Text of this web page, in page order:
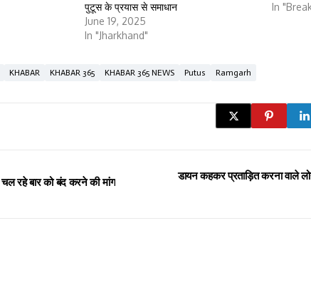
पुटूस के प्रयास से समाधान
June 19, 2025
In "Jharkhand"
In
KHABAR KHABAR 365 KHABAR 365 NEWS Putus Ramgarh
रहे बार को बंद करने की मांग
डायन कहकर प्रताड़ित करना वाले